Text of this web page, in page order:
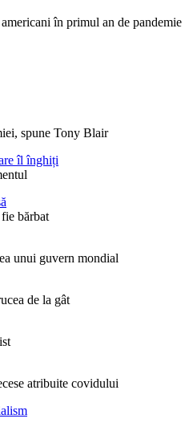
în primul an de pandemie
spune Tony Blair
îl înghiți
bărbat
unui guvern mondial
de la gât
atribuite covidului